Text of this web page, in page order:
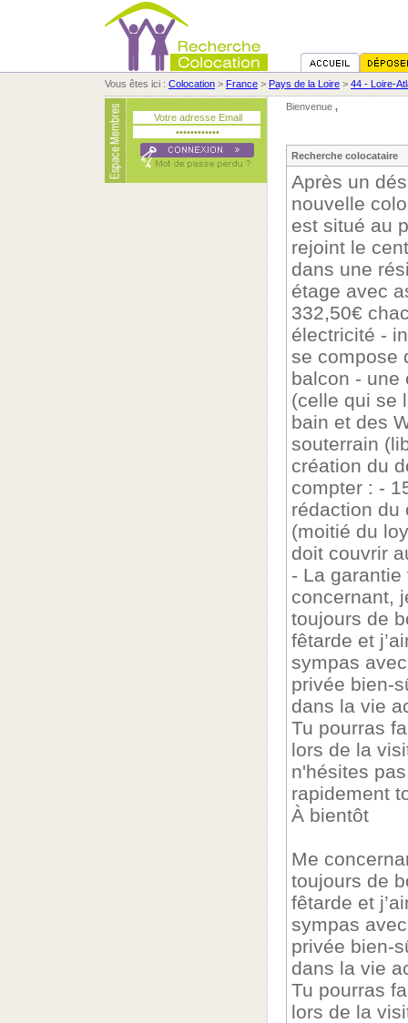
Vous êtes ici : Colocation > France > Pays de la Loire > 44 - Loire-
Bienvenue ,
Recherche colocataire
Après un
nouvelle
est situé au
rejoint le
dans une
étage avec
332,50€
électricité -
se compose
balcon - une
(celle qui se
bain et des
souterrain
création du
compter : -
rédaction du
(moitié du
doit couvrir
- La garantie
concernant,
toujours de
fêtarde et
sympas
privée bien-
dans la vie
Tu pourras
lors de la
n'hésites
rapidement
À bientôt
Me
toujours de
fêtarde et
sympas
privée bien-
dans la vie
Tu pourras
lors de la